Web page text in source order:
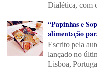
Dialética, com
“Papinhas e
alimentação
Escrito pela
lançado no
Lisboa,